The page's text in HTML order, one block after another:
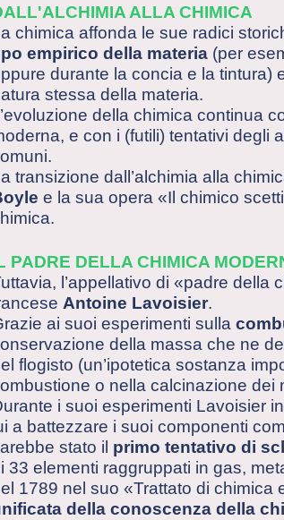
ALLA CHIMICA
chimica affonda le sue radici
empirico della materia (per
durante la concia e la tintura)
stessa della materia.
della chimica continua
e con i (futili) tentativi degli
transizione dall’alchimia alla
e la sua opera «Il chimico
PADRE DELLA CHIMICA
l’appellativo di «padre della
Antoine Lavoisier.
ai suoi esperimenti sulla
della massa che ne
flogisto (un’ipotetica sostanza
o nella calcinazione dei
i suoi esperimenti Lavoisier
a battezzare i suoi componenti
stato il primo tentativo di
33 elementi raggruppati in gas,
1789 nel suo «Trattato di
della conoscenza della